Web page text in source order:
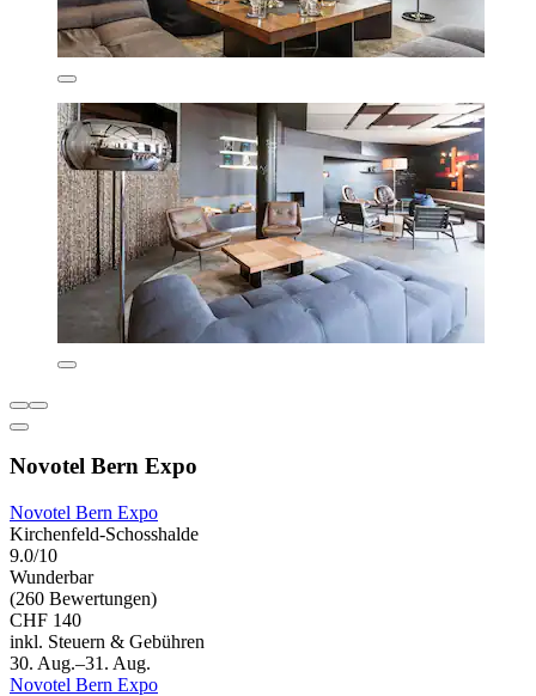
Novotel Bern Expo
Novotel Bern Expo
Kirchenfeld-Schosshalde
9.0/10
Wunderbar
(260 Bewertungen)
CHF 140
inkl. Steuern & Gebühren
30. Aug.–31. Aug.
Novotel Bern Expo